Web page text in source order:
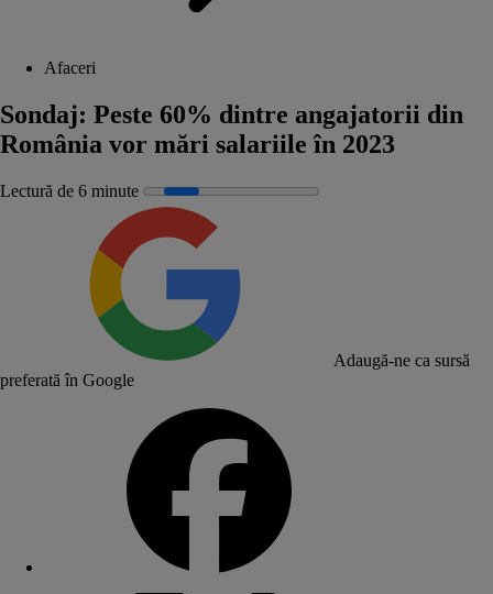
Afaceri
Sondaj: Peste 60% dintre angajatorii din
România vor mări salariile în 2023
Lectură de 6 minute
Adaugă-ne ca sursă
preferată în Google